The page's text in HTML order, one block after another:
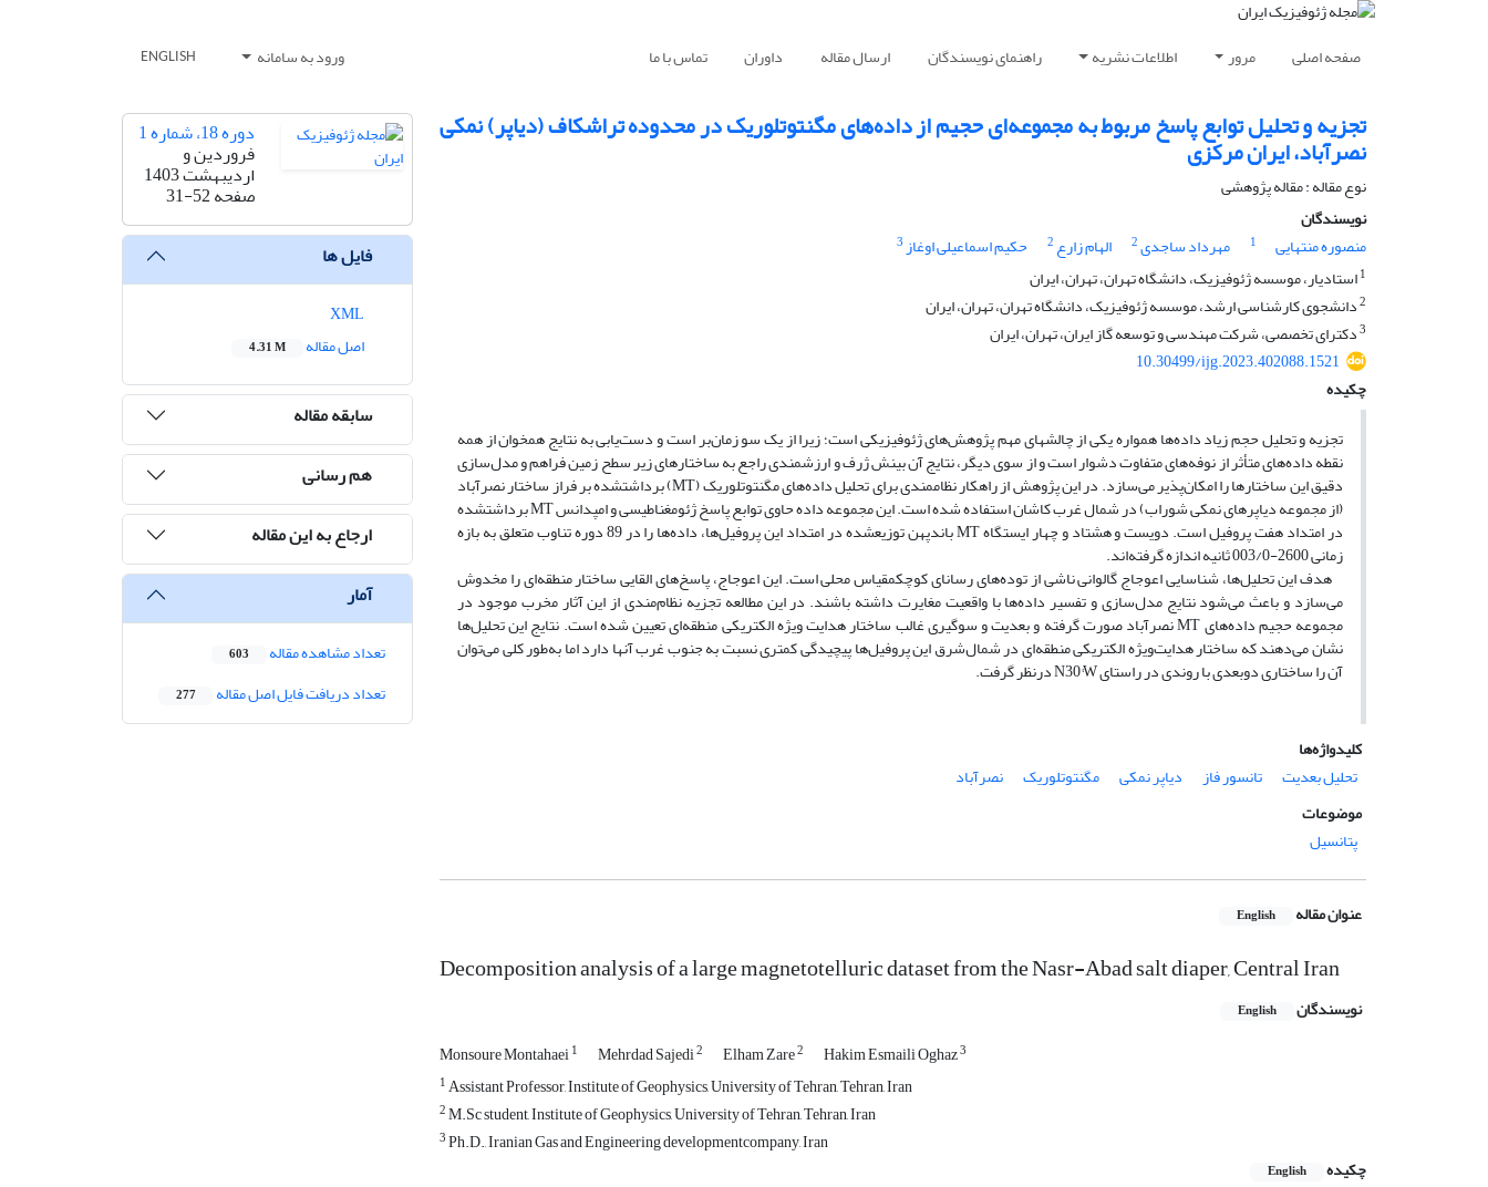
صفحه اصلی مرور اطلاعات نشریه راهنمای نویسندگان ارسال مقاله داوران تماس با ما ورود به سامانه ENGLISH
تجزیه و تحلیل توابع پاسخ مربوط به مجموعه‌ای حجیم از داده‌های مگنتوتلوریک در محدوده تراشکاف (دیاپر) نمکی
نصرآباد، ایران مرکزی
نوع مقاله : مقاله پژوهشی‌
نویسندگان
منصوره منتهایی
1 مهرداد ساجدی2 الهام زارع 2 حکیم اسماعیلی اوغاز3
1استادیار، موسسه ژئوفیزیک، دانشگاه تهران، تهران، ایران
2دانشجوی کارشناسی ارشد، موسسه ژئوفیزیک، دانشگاه تهران، تهران، ایران
3دکترای تخصصی، شرکت مهندسی و توسعه گاز ایران، تهران، ایران
10.30499/ijg.2023.402088.1521
چکیده
تجزیه و تحلیل حجم زیاد داده‌ها همواره یکی از چالش­های مهم پژوهش‌های ژئوفیزیکی است؛ زیرا از یک سو زمان‌بر است و دست‌یابی به نتایج همخوان از همه
نقطه داده‌های متأثر از نوفه‌های متفاوت دشوار است و از سوی دیگر، نتایج آن بینش ژرف و ارزشمندی راجع به ساختارهای زیر سطح زمین فراهم و مدل‌سازی
دقیق این ساختارها را امکان‌پذیر می‌سازد. در این پژوهش از راهکار نظام­مندی برای تحلیل داده‌های مگنتوتلوریک (MT) برداشت­شده بر فراز ساختار نصرآباد
(از مجموعه دیاپرهای نمکی شوراب) در شمال غرب کاشان استفاده شده است. این مجموعه داده حاوی توابع پاسخ ژئومغناطیسی و امپدانس MT برداشت­شده
در امتداد هفت پروفیل است. دویست و هشتاد و چهار ایستگاه MT باندپهن توزیع­شده در امتداد این پروفیل‌ها، داده‌ها را در 89 دوره تناوب متعلق به بازه
زمانی 2600-003/0 ثانیه اندازه گرفته‌اند.
هدف این تحلیل‌ها، شناسایی اعوجاج گالوانی ناشی از توده‌های رسانای کوچک­مقیاس محلی است. این اعوجاج، پاسخ‌های القایی ساختار منطقه‌ای را مخدوش
می‌سازد و باعث می‌شود نتایج مدل‌سازی و تفسیر داده‌ها با واقعیت مغایرت داشته باشند. در این مطالعه تجزیه نظام‌مندی از این آثار مخرب موجود در
مجموعه حجیم داده‌های MT نصرآباد صورت گرفته و بعدیت و سوگیری غالب ساختار هدایت ویژه الکتریکی منطقه‌ای تعیین شده است. نتایج این تحلیل‌ها
نشان می‌دهند که ساختار هدایت‌ویژه الکتریکی منطقه‌‌ای در شمال‌شرق این پروفیل‌ها پیچیدگی کمتری نسبت به جنوب غرب آنها دارد اما به‌طور کلی می‌توان
آن را ساختاری دوبعدی با روندی در راستایN30°W درنظر گرفت.
کلیدواژه‌ها
تحلیل بعدیت
تانسور فاز دیاپر نمکی مگنتوتلوریک
نصرآباد
موضوعات
پتانسیل
عنوان مقاله English
Decomposition analysis of a large magnetotelluric dataset from the Nasr-Abad salt diaper, Central Iran
نویسندگان English
Monsoure Montahaei1 Mehrdad Sajedi2 Elham Zare2 Hakim Esmaili Oghaz3
1Assistant Professor, Institute of Geophysics, University of Tehran, Tehran, Iran
2M.Sc student, Institute of Geophysics, University of Tehran, Tehran, Iran
3Ph.D., Iranian Gas and Engineering developmentcompany, Iran
چکیده
English
دوره 18، شماره 1
فروردین و
اردیبهشت 1403
صفحه31-52
فایل ها
اصل مقاله
4.31 M
سابقه مقاله
هم رسانی
ارجاع به این مقاله
آمار
تعداد مشاهده مقاله 603
تعداد دریافت فایل اصل مقاله 277